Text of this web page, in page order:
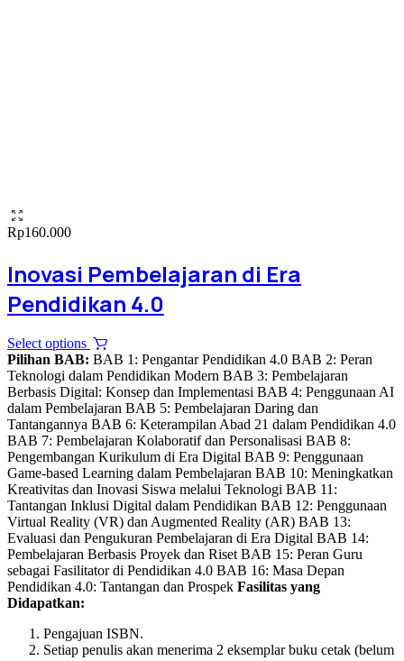
Rp160.000
Inovasi Pembelajaran di Era
Pendidikan 4.0
Select options
product
has
multiple
variants.
The
options
may
be
chosen
on
the
product
page
Pilihan BAB: BAB 1: Pengantar Pendidikan 4.0 BAB 2: Peran
Teknologi dalam Pendidikan Modern BAB 3: Pembelajaran
Berbasis Digital: Konsep dan Implementasi BAB 4: Penggunaan AI
dalam Pembelajaran BAB 5: Pembelajaran Daring dan
Tantangannya BAB 6: Keterampilan Abad 21 dalam Pendidikan 4.0
BAB 7: Pembelajaran Kolaboratif dan Personalisasi BAB 8:
Pengembangan Kurikulum di Era Digital BAB 9: Penggunaan
Game-based Learning dalam Pembelajaran BAB 10: Meningkatkan
Kreativitas dan Inovasi Siswa melalui Teknologi BAB 11:
Tantangan Inklusi Digital dalam Pendidikan BAB 12: Penggunaan
Virtual Reality (VR) dan Augmented Reality (AR) BAB 13:
Evaluasi dan Pengukuran Pembelajaran di Era Digital BAB 14:
Pembelajaran Berbasis Proyek dan Riset BAB 15: Peran Guru
sebagai Fasilitator di Pendidikan 4.0 BAB 16: Masa Depan
Pendidikan 4.0: Tantangan dan Prospek Fasilitas yang
Didapatkan:
Pengajuan ISBN.
Setiap penulis akan menerima 2 eksemplar buku cetak (belum